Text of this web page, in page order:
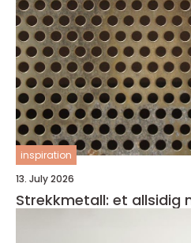
inspiration
13. July 2026
Strekkmetall: et allsidig